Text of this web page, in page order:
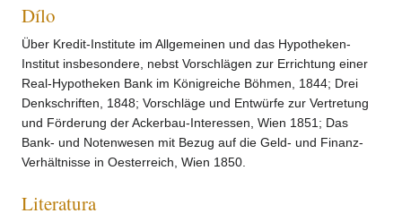
Dílo
Über Kredit-Institute im Allgemeinen und das Hypotheken-
Institut insbesondere, nebst Vorschlägen zur Errichtung einer
Real-Hypotheken Bank im Königreiche Böhmen, 1844; Drei
Denkschriften, 1848; Vorschläge und Entwürfe zur Vertretung
und Förderung der Ackerbau-Interessen, Wien 1851; Das
Bank- und Notenwesen mit Bezug auf die Geld- und Finanz-
Verhältnisse in Oesterreich, Wien 1850.
Literatura